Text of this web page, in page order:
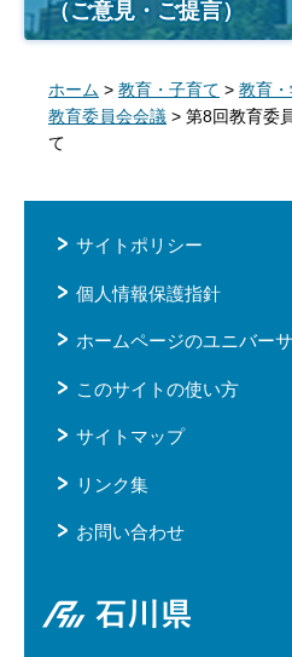
（ご意見・ご提言）
ホーム > 教育・子育て > 教育
教育委員会会議 > 第8回教育委
て
サイトポリシー
個人情報保護指針
ホームページのユニバー
このサイトの使い方
サイトマップ
リンク集
お問い合わせ
石川県